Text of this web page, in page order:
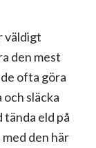
väldigt
den mest
ofta göra
och släcka
tända eld på
den här